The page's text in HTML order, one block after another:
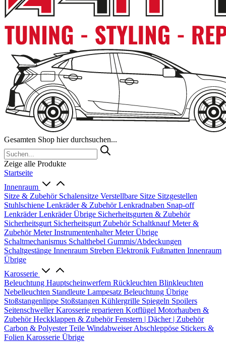
Gesamten Shop hier durchsuchen...
Zeige alle Produkte
Startseite
Innenraum
Sitze & Zubehör Schalensitze Verstellbare Sitze Sitzgestellen
Stuhlschiene Lenkräder & ZubehörLenkradnaben Snap-off
LenkräderLenkräder Übrige Sicherheitsgurten & Zubehör
Sicherheitsgurt Sicherheitsgurt Zubehör SchaltknaufMeter &
ZubehörMeterInstrumentenhalterMeter Übrige
Schaltmechanismus Schalthebel Gummis/Abdeckungen
Schaltgestänge Innenraum Streben Elektronik Fußmatten Innenraum
Übrige
Karosserie
Beleuchtung Hauptscheinwerfern Rückleuchten Blinkleuchten
Nebelleuchten Standleute Lampesatz Beleuchtung Übrige
Stoßstangenlippe Stoßstangen Kühlergrille Spiegeln Spoilers
SeitenschwellerKarosserie reparieren Kotflügel Motorhauben &
ZubehörHeckklappen & ZubehörFenstern | Dächer | Zubehör
Carbon & Polyester Teile WindabweiserAbschleppöse Stickers &
Folien Karosserie Übrige